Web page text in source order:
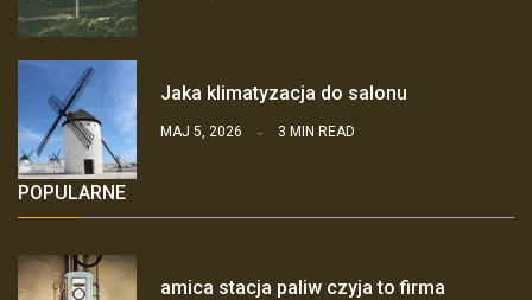
Jaka klimatyzacja do salonu
MAJ 5, 2026 3 MIN READ
POPULARNE
amica stacja paliw czyja to firma